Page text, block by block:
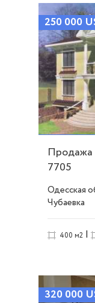
250 000
Продажа
7705
Одесская
Чубаевка
400 м2 |
320 000